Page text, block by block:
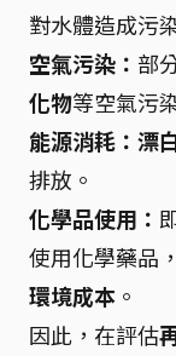
對水體造成污
空氣污染： 部
化物等空氣污
能源消耗： 漂
排放。
化學品使用：
使用化學藥品
環境成本 。
因此，在評估